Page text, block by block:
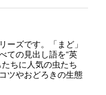
ズです。「まど」
ての見出し語を“英
ちに人気の虫たち
ツやおどろきの生態